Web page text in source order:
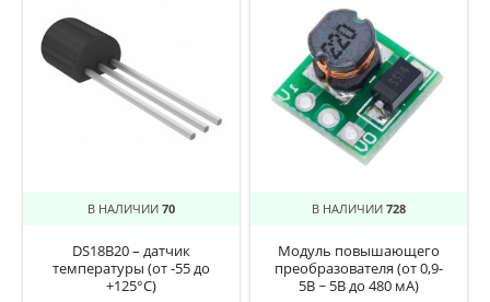
В НАЛИЧИИ 70
DS18B20 – датчик
температуры (от -55 до
+125°C)
В НАЛИЧИИ 728
Модуль повышающего
преобразователя (от 0,9-
5В ~ 5В до 480 мА)